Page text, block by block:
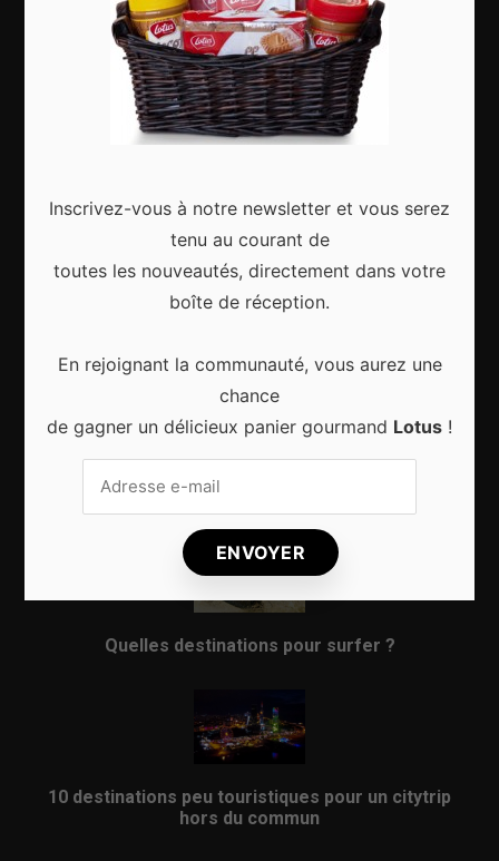
Articles récents
Gagnez le city trip de vos rêves pour Noël 2024
Quelles destinations pour surfer ?
10 destinations peu touristiques pour un citytrip
hors du commun
Inscrivez-vous à notre newsletter et vous serez
tenu au courant de
toutes les nouveautés, directement dans votre
boîte de réception.
En rejoignant la communauté, vous aurez une
chance
de gagner un délicieux panier gourmand Lotus !